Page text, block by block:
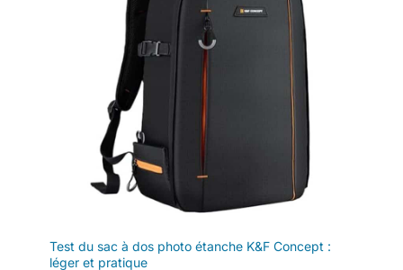
Test du sac à dos photo étanche K&F Concept :
léger et pratique